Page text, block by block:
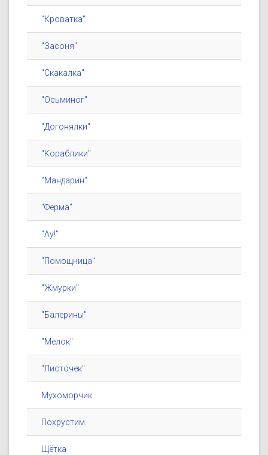
"Кроватка"
"Засоня"
"Скакалка"
"Осьминог"
"Догонялки"
"Кораблики"
"Мандарин"
"Ферма"
"Ау!"
"Помощница"
"Жмурки"
"Балерины"
"Мелок"
"Листочек"
Мухоморчик
Похрустим
Щётка